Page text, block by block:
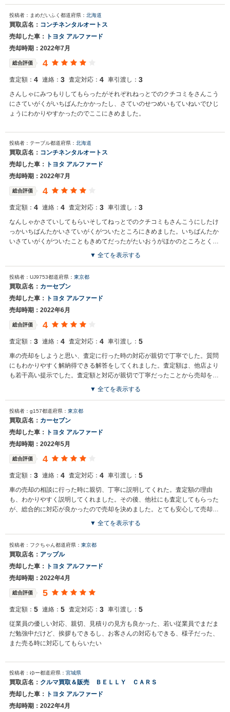
投稿者：まめだいふく 都道府県： 北海道
買取店名： コンチネンタルオートス
売却した車：
トヨタ アルファード
売却時期：2022年7月
総合評価 4
査定額： 4 連絡： 3 査定対応： 4 車引渡し： 3
さんしゃにみつもりしてもらったがそれぞれねっとでのクチコミをさんこう
にさていがくがいちばんたかかったし、さていのせつめいもていねいでひじ
ょうにわかりやすかったのでここにきめました。
投稿者：テーブル都道府県： 北海道
買取店名： コンチネンタルオートス
売却した車：
トヨタ アルファード
売却時期：2022年7月
総合評価 4
査定額： 4 連絡： 4 査定対応： 3 車引渡し： 3
なんしゃかさていしてもらいそしてねっとでのクチコミもさんこうにしたけ
っかいちばんたかいさていがくがついたところにきめました。いちばんたか
いさていがくがついたこともきめてだったがたいおうがほかのところとくら
▼ 全てを表示する
投稿者：UJ9753都道府県： 東京都
買取店名： カーセブン
売却した車：
トヨタ アルファード
売却時期：2022年6月
総合評価 4
査定額： 3 連絡： 4 査定対応： 4 車引渡し： 5
車の売却をしようと思い、査定に行った時の対応が親切で丁寧でした。質問
にもわかりやすく解納得できる解答をしてくれました。査定額は、他店より
も若干高い提示でした。査定額と対応が親切で丁寧だったことから売却を決
▼ 全てを表示する
投稿者：g157都道府県： 東京都
買取店名： カーセブン
売却した車：
トヨタ アルファード
売却時期：2022年5月
総合評価 4
査定額： 3 連絡： 4 査定対応： 4 車引渡し： 5
車の売却の相談に行った時に親切、丁寧に説明してくれた。査定額の理由
も、わかりやすく説明してくれました。その後、他社にも査定してもらった
が、総合的に対応が良かったので売却を決めました。とても安心して売却す
▼ 全てを表示する
投稿者：フクちゃん都道府県： 東京都
買取店名： アップル
売却した車：
トヨタ アルファード
売却時期：2022年4月
総合評価 5
査定額： 5 連絡： 5 査定対応： 3 車引渡し： 5
従業員の優しい対応、親切、見積りの見方も良かった、若い従業員でまだま
だ勉強中だけど、挨拶もできるし、お客さんの対応もできる、様子だった、
また売る時に対応してもらいたい
投稿者：ゆー都道府県： 宮城県
買取店名： クルマ買取＆販売 ＢＥＬＬＹ ＣＡＲＳ
売却した車：
トヨタ アルファード
売却時期：2022年4月